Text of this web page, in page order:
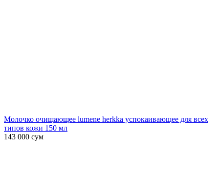
Молочко очищающее lumene herkka успокаивающее для всех
типов кожи 150 мл
143 000 сум